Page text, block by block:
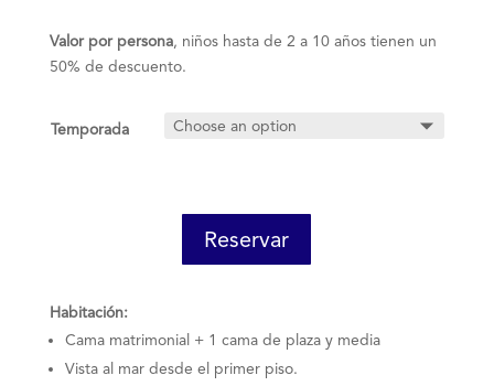
Valor por persona, niños hasta de 2 a 10 años tienen un
50% de descuento.
Temporada
Reservar
Habitación:
Cama matrimonial + 1 cama de plaza y media
Vista al mar desde el primer piso.